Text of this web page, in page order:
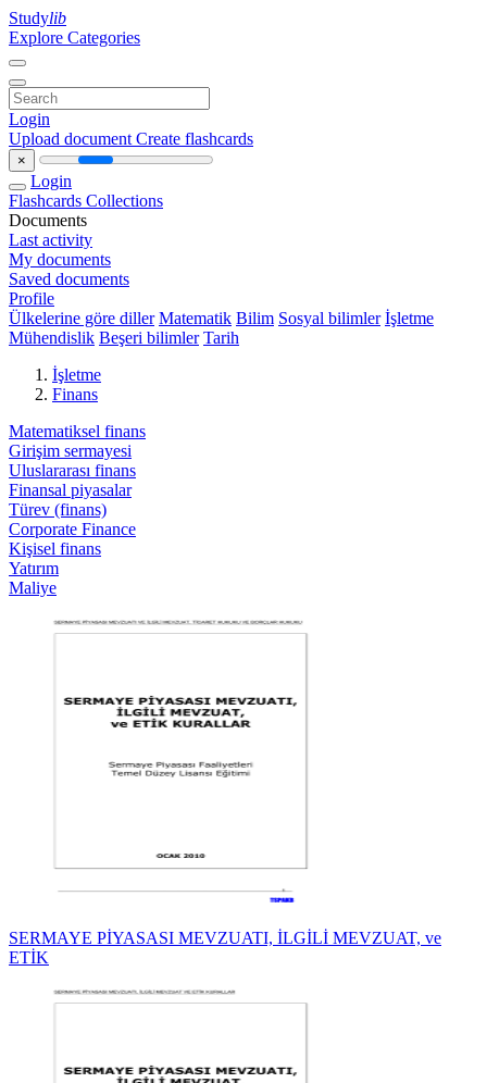
Studylib
Explore Categories
Login
Upload document Create flashcards
×
Login
Flashcards Collections
Documents
Last activity
My documents
Saved documents
Profile
Ülkelerine göre diller Matematik Bilim Sosyal bilimler İşletme
Mühendislik Beşeri bilimler Tarih
İşletme
Finans
Matematiksel finans
Girişim sermayesi
Uluslararası finans
Finansal piyasalar
Türev (finans)
Corporate Finance
Kişisel finans
Yatırım
Maliye
SERMAYE PİYASASI MEVZUATI, İLGİLİ MEVZUAT, ve
ETİK